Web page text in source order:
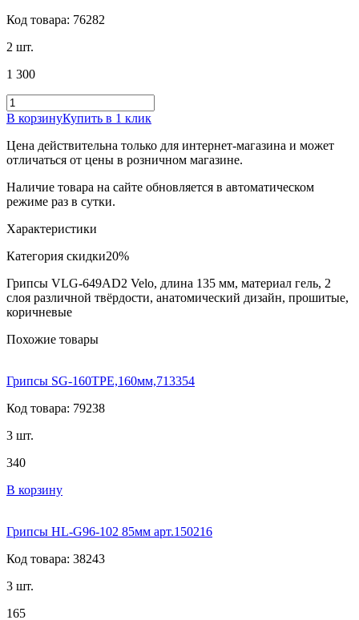
Код товара: 76282
2 шт.
1 300
В корзинуКупить в 1 клик
Цена действительна только для интернет-магазина и может
отличаться от цены в розничном магазине.
Наличие товара на сайте обновляется в автоматическом
режиме раз в сутки.
Характеристики
Категория скидки20%
Грипсы VLG-649AD2 Velo, длина 135 мм, материал гель, 2
слоя различной твёрдости, анатомический дизайн, прошитые,
коричневые
Похожие товары
Грипсы SG-160TPE,160мм,713354
Код товара: 79238
3 шт.
340
В корзину
Грипсы HL-G96-102 85мм арт.150216
Код товара: 38243
3 шт.
165